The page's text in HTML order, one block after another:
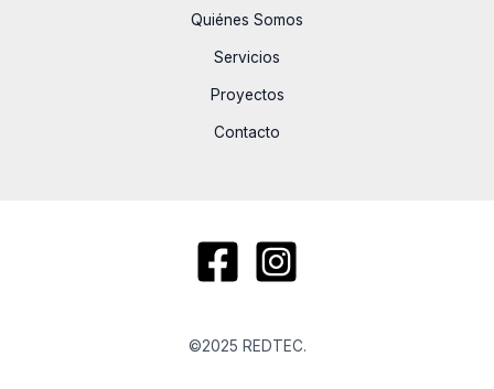
Quiénes Somos
Servicios
Proyectos
Contacto
©2025 REDTEC.